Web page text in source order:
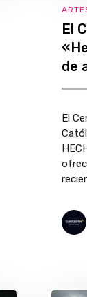
El
de
El